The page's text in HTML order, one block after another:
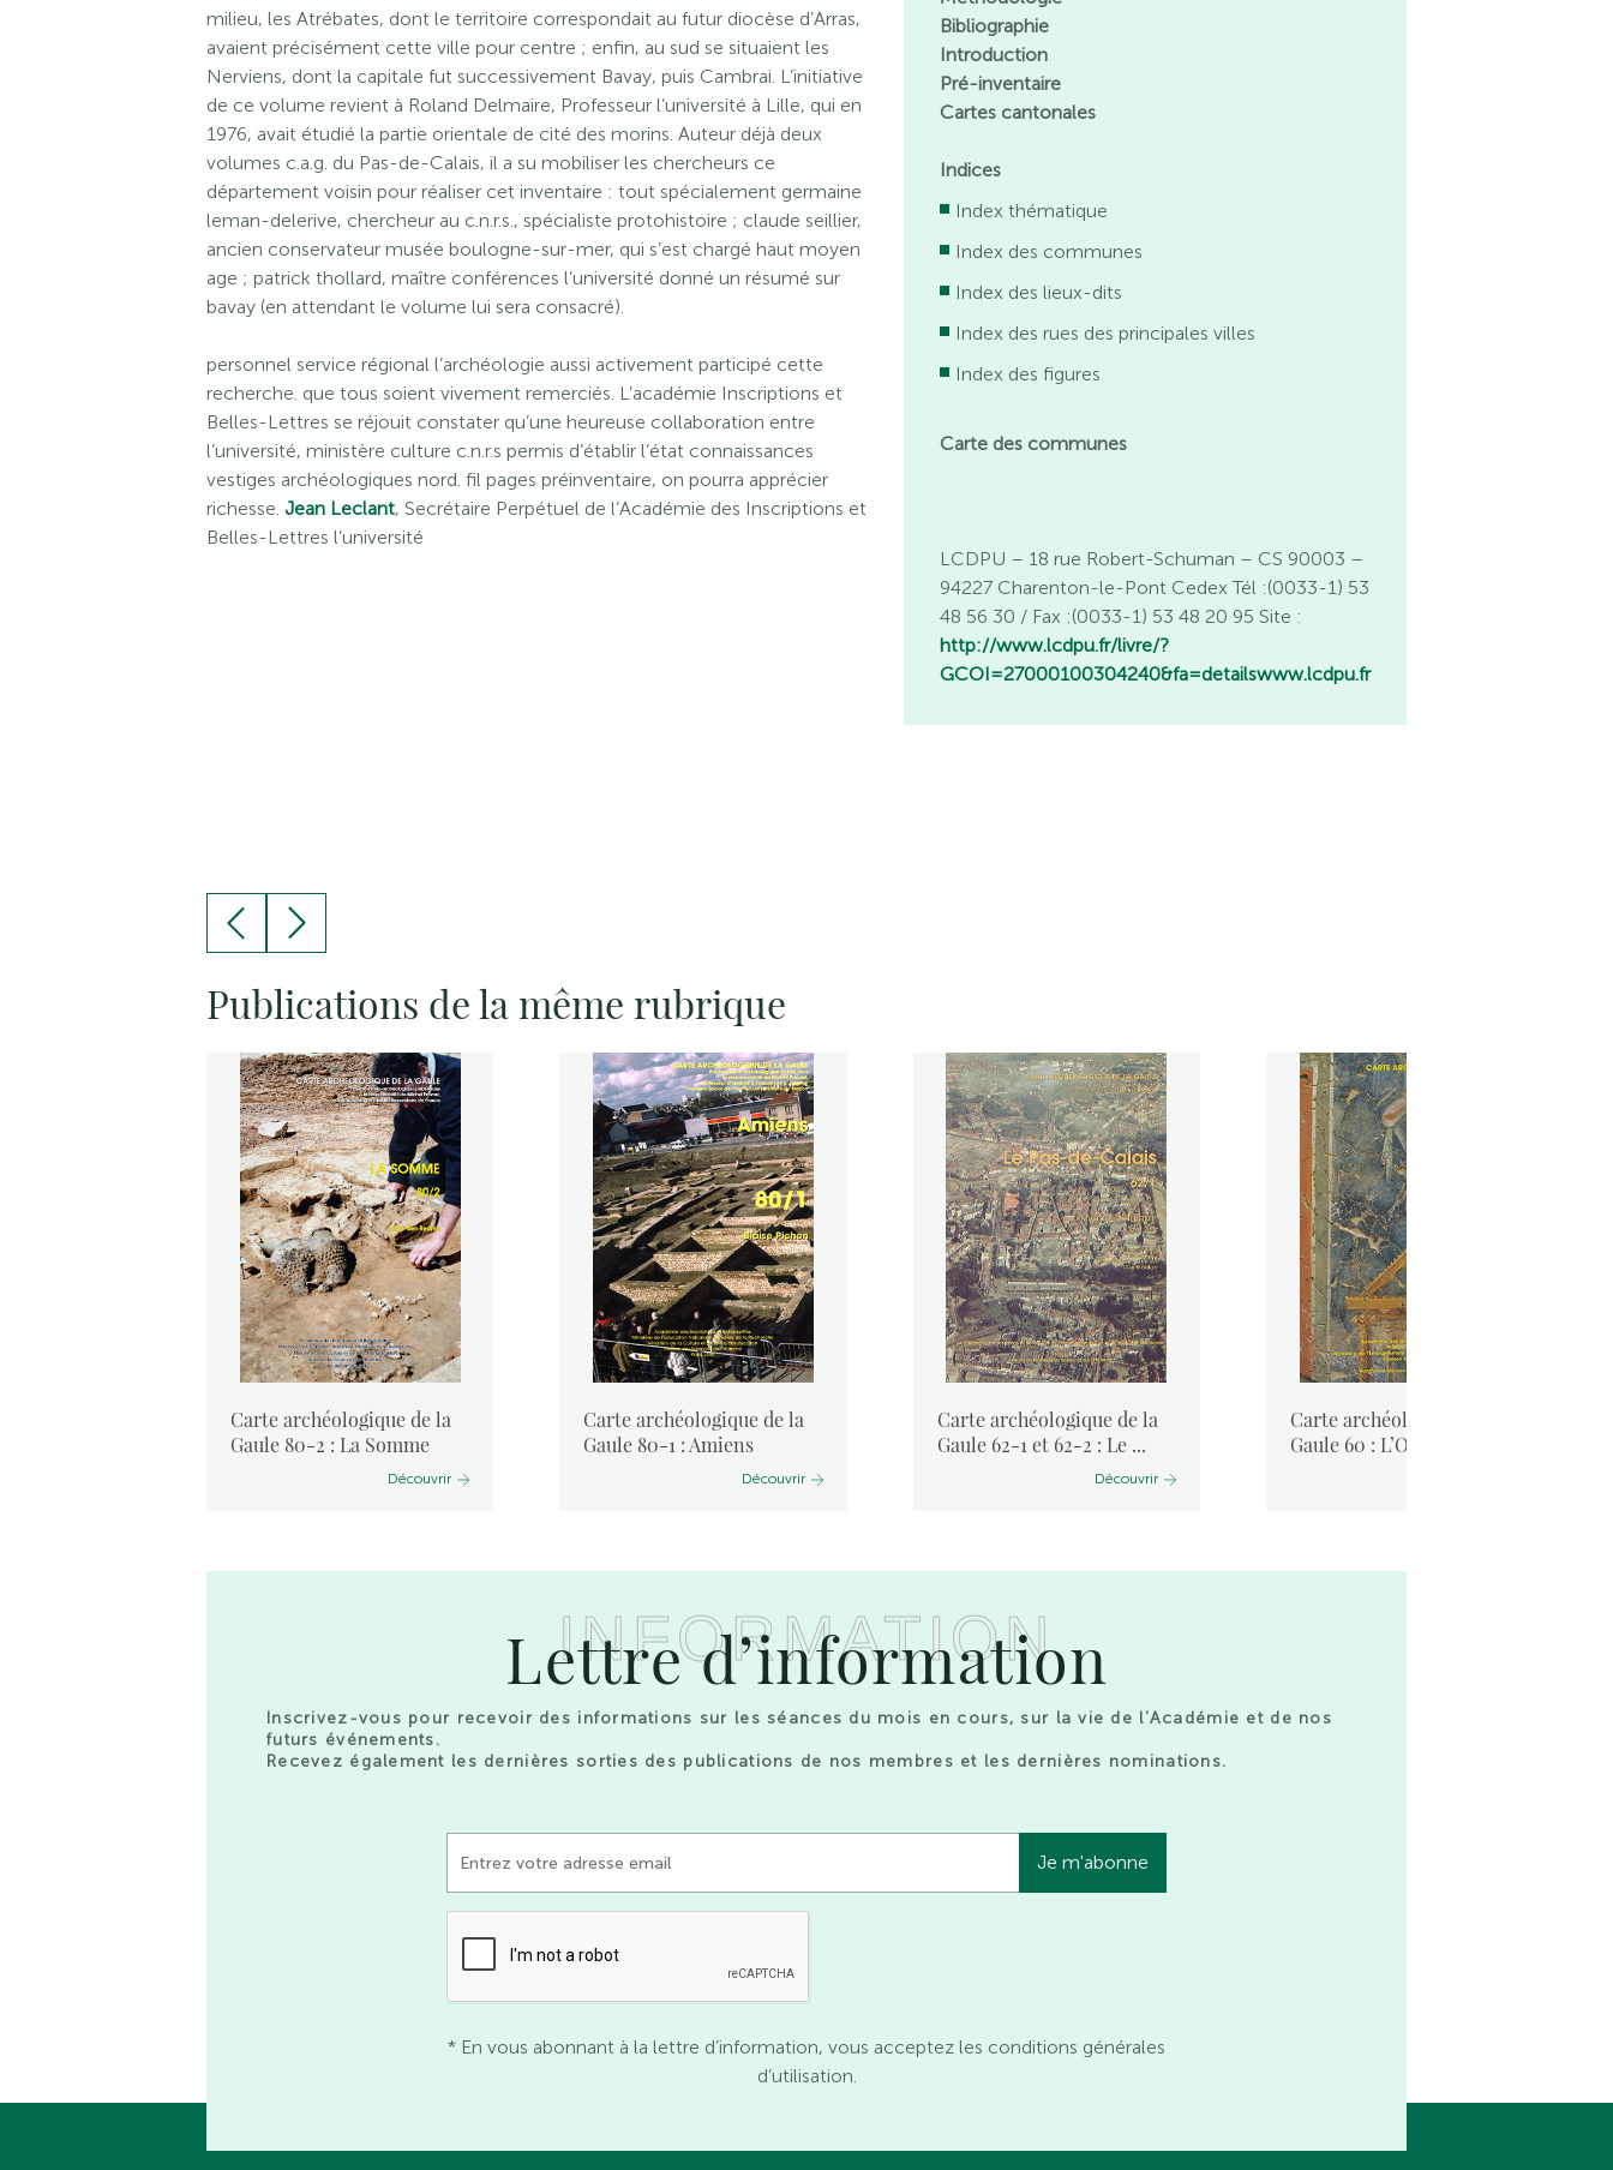
milieu, les Atrébates, dont le territoire correspondait au futur diocèse d’Arras,
avaient précisément cette ville pour centre ; enfin, au sud se situaient les
Nerviens, dont la capitale fut successivement Bavay, puis Cambrai. L’initiative
de ce volume revient à Roland Delmaire, Professeur l’université à Lille, qui en
1976, avait étudié la partie orientale de cité des morins. Auteur déjà deux
volumes c.a.g. du Pas-de-Calais, il a su mobiliser les chercheurs ce
département voisin pour réaliser cet inventaire : tout spécialement germaine
leman-delerive, chercheur au c.n.r.s., spécialiste protohistoire ; claude seillier,
ancien conservateur musée boulogne-sur-mer, qui s’est chargé haut moyen
age ; patrick thollard, maître conférences l’université donné un résumé sur
bavay (en attendant le volume lui sera consacré).
personnel service régional l’archéologie aussi activement participé cette
recherche. que tous soient vivement remerciés. L’académie Inscriptions et
Belles-Lettres se réjouit constater qu’une heureuse collaboration entre
l’université, ministère culture c.n.r.s permis d’établir l’état connaissances
vestiges archéologiques nord. fil pages préinventaire, on pourra apprécier
richesse. Jean Leclant, Secrétaire Perpétuel de l’Académie des Inscriptions et
Belles-Lettres l’université
Bibliographie
Introduction
Pré-inventaire
Cartes cantonales
Indices
Index thématique
Index des communes
Index des lieux-dits
Index des rues des principales villes
Index des figures
Carte des communes
LCDPU – 18 rue Robert-Schuman – CS 90003 –
94227 Charenton-le-Pont Cedex Tél :(0033-1) 53
48 56 30 / Fax :(0033-1) 53 48 20 95 Site :
http://www.lcdpu.fr/livre/?
GCOI=27000100304240&fa=detailswww.lcdpu.fr
Publications de la même rubrique
Carte archéologique de la
Gaule 80-2 : La Somme
Découvrir
Carte archéologique de la
Gaule 80-1 : Amiens
Découvrir
Carte archéologique de la
Gaule 62-1 et 62-2 : Le ...
Découvrir
Carte archéologique de la
Gaule 60 : L’Oise
INFORMATION
Lettre d’information
Inscrivez-vous pour recevoir des informations sur les séances du mois en cours, sur la vie de l’Académie et de nos
futurs événements.
Recevez également les dernières sorties des publications de nos membres et les dernières nominations.
* En vous abonnant à la lettre d’information, vous acceptez les conditions générales
d’utilisation.